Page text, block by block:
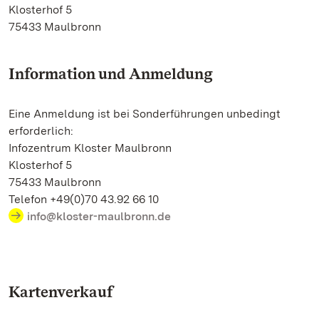
Klosterhof 5
75433 Maulbronn
Information und Anmeldung
Eine Anmeldung ist bei Sonderführungen unbedingt
erforderlich:
Infozentrum Kloster Maulbronn
Klosterhof 5
75433 Maulbronn
Telefon +49(0)70 43.92 66 10
info@kloster-maulbronn.de
Kartenverkauf